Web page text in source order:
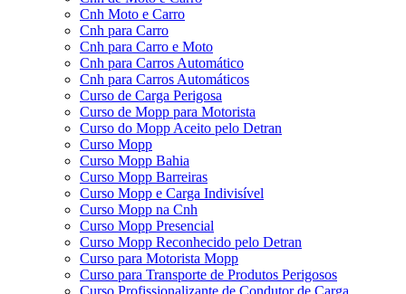
Cnh Moto e Carro
Cnh para Carro
Cnh para Carro e Moto
Cnh para Carros Automático
Cnh para Carros Automáticos
Curso de Carga Perigosa
Curso de Mopp para Motorista
Curso do Mopp Aceito pelo Detran
Curso Mopp
Curso Mopp Bahia
Curso Mopp Barreiras
Curso Mopp e Carga Indivisível
Curso Mopp na Cnh
Curso Mopp Presencial
Curso Mopp Reconhecido pelo Detran
Curso para Motorista Mopp
Curso para Transporte de Produtos Perigosos
Curso Profissionalizante de Condutor de Carga